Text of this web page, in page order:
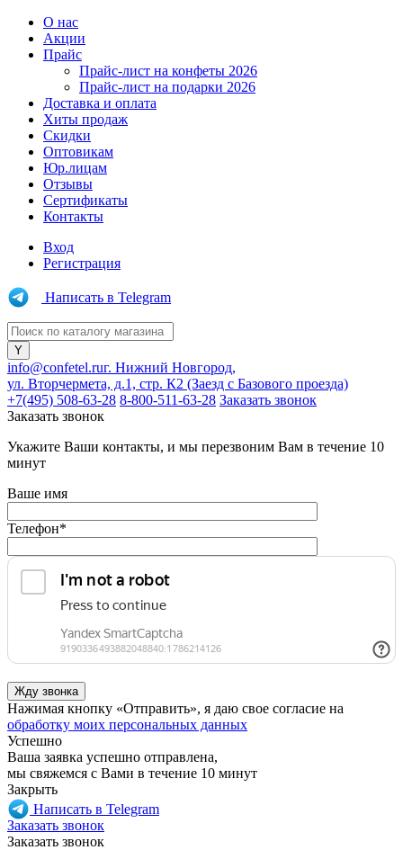
О нас
Акции
Прайс
Прайс-лист на конфеты 2026
Прайс-лист на подарки 2026
Доставка и оплата
Хиты продаж
Скидки
Оптовикам
Юр.лицам
Отзывы
Сертификаты
Контакты
Вход
Регистрация
Написать в Telegram
info@confetel.ruг. Нижний Новгород,
ул. Вторчермета, д.1, стр. К2 (Заезд с Базового проезда)
+7(495) 508-63-28 8-800-511-63-28 Заказать звонок
Заказать звонок
Укажите Ваши контакты, и мы перезвоним Вам в течение 10
минут
Ваше имя
Телефон*
Нажимая кнопку «Отправить», я даю свое согласие на
обработку моих персональных данных
Успешно
Ваша заявка успешно отправлена,
мы свяжемся с Вами в течение 10 минут
Закрыть
Написать в Telegram
Заказать звонок
Заказать звонок